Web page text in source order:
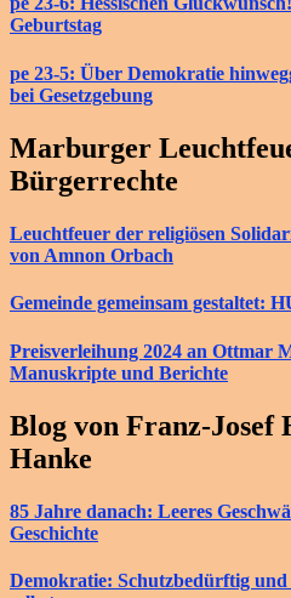
Geburtstag
pe 23-5: Über Demokratie
bei Gesetzgebung
Marburger
Bürgerrechte
Leuchtfeuer der religiösen
von Amnon Orbach
Gemeinde gemeinsam gestaltet:
Preisverleihung 2024 an Ottmar
Manuskripte und Berichte
Blog von Franz-Josef
Hanke
85 Jahre danach: Leeres
Geschichte
Demokratie: Schutzbedürftig und